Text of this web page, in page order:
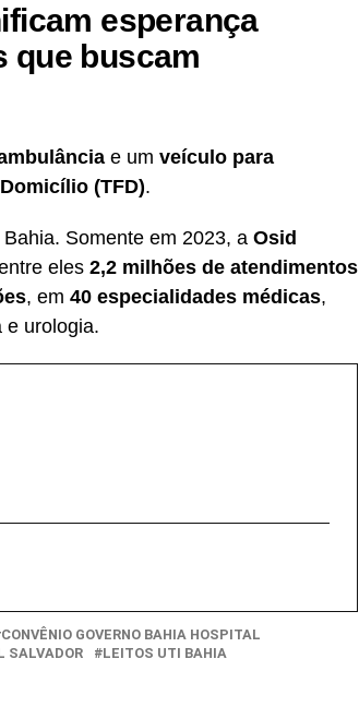
esperança
que buscam
e um veículo para
(TFD).
Somente em 2023, a Osid
eles 2,2 milhões de atendimentos
, em 40 especialidades médicas,
e urologia.
CONVÊNIO GOVERNO BAHIA HOSPITAL
SALVADOR
LEITOS UTI BAHIA